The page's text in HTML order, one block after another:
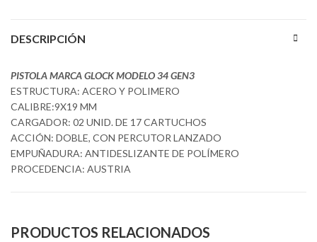
DESCRIPCIÓN
PISTOLA MARCA GLOCK MODELO 34 GEN3
ESTRUCTURA: ACERO Y POLIMERO
CALIBRE:9X19 MM
CARGADOR: 02 UNID. DE 17 CARTUCHOS
ACCIÓN: DOBLE, CON PERCUTOR LANZADO
EMPUÑADURA: ANTIDESLIZANTE DE POLÍMERO
PROCEDENCIA: AUSTRIA
PRODUCTOS RELACIONADOS